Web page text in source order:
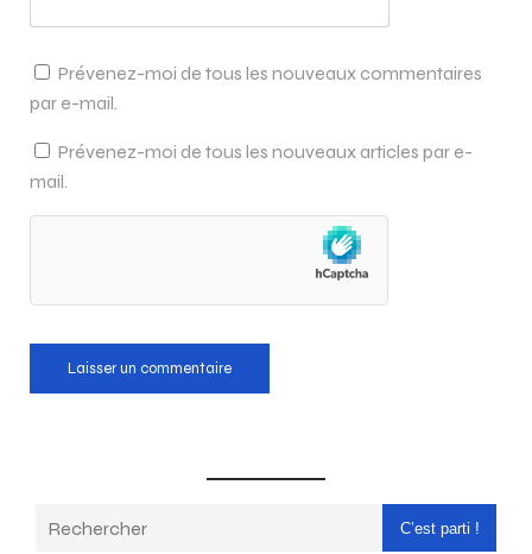
Prévenez-moi de tous les nouveaux commentaires
par e-mail.
Prévenez-moi de tous les nouveaux articles par e-
mail.
C’est parti !